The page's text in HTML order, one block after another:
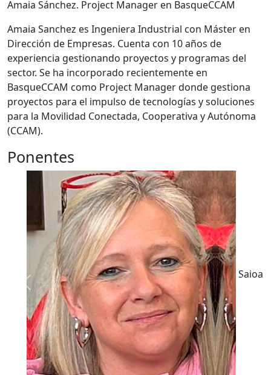
Amaia Sánchez. Project Manager en BasqueCCAM
Amaia Sanchez es Ingeniera Industrial con Máster en
Dirección de Empresas. Cuenta con 10 años de
experiencia gestionando proyectos y programas del
sector. Se ha incorporado recientemente en
BasqueCCAM como Project Manager donde gestiona
proyectos para el impulso de tecnologías y soluciones
para la Movilidad Conectada, Cooperativa y Autónoma
(CCAM).
Ponentes
Previous
Saioa